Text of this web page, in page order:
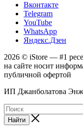
Вконтакте
Telegram
YouTube
WhatsApp
Яндекс.Дзен
2026 © iStore — #1
на сайте носит
публичной офертой
ИП Джанболатова
Найти